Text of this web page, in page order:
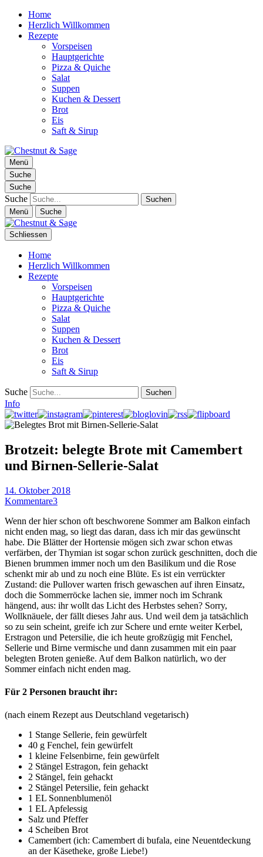
Home
Herzlich Willkommen
Rezepte
Vorspeisen
Hauptgerichte
Pizza & Quiche
Salat
Suppen
Kuchen & Dessert
Brot
Eis
Saft & Sirup
Chestnut & Sage
Foodblog | essen. trinken. genießen.
Menü
Suche
Suche
Suche
Menü Suche
Schliessen
Home
Herzlich Willkommen
Rezepte
Vorspeisen
Hauptgerichte
Pizza & Quiche
Salat
Suppen
Kuchen & Dessert
Brot
Eis
Saft & Sirup
Suche
Info
Brotzeit: belegte Brote mit Camembert
und Birnen-Sellerie-Salat
14. Oktober 2018
Kommentare3
Wenn der hier schon oft beschworene Sommer am Balkon einfach
nicht enden mag, so liegt das daran, dass ich mir das gewünscht
habe. Die Blätter der Hortensie mögen sich zwar schon etwas
verfärben, der Thymian ist sogar schon zurück geschnitten, doch die
Bienen brummen immer noch um den Basilikum und die Rose
schenkt mir ab und zu noch eine Blüte. Es ist ein verrückter
Zustand: die Pullover warten frisch gewaschen auf ihren Einsatz,
doch die Sommerröcke lachen sie, immer noch im Schrank
hängend, aus: ihr wollt das Licht des Herbstes sehen? Sorry,
Wollknäuele, der fällt dieses Jahr aus. Und weil dem ja tatsächlich
so zu sein scheint, greife ich zur Schere und ernte weiter Kerbel,
Erstragon und Petersilie, die ich heute großzügig mit Fenchel,
Sellerie und Birne vermische und dann zusammen mit ein paar
belegten Broten genieße. Auf dem Balkon natürlich, wo der
Sommer einfach nicht enden mag.
Für 2 Personen braucht ihr:
(nach einem Rezept aus Deutschland vegetarisch)
1 Stange Sellerie, fein gewürfelt
40 g Fenchel, fein gewürfelt
1 kleine Felsenbirne, fein gewürfelt
2 Stängel Estragon, fein gehackt
2 Stängel, fein gehackt
2 Stängel Petersilie, fein gehackt
1 EL Sonnenblumenöl
1 EL Apfelessig
Salz und Pfeffer
4 Scheiben Brot
Camembert (ich: Camembert di bufala, eine Neuentdeckung
an der Käsetheke, große Liebe!)